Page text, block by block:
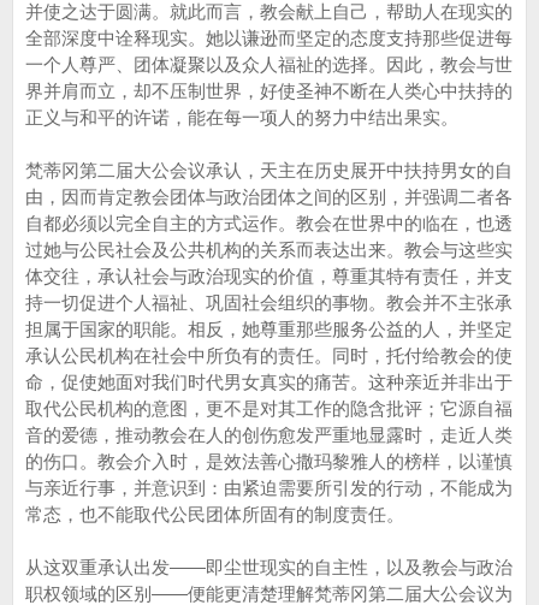
并使之达于圆满。就此而言，教会献上自己，帮助人在现实的
全部深度中诠释现实。她以谦逊而坚定的态度支持那些促进每
一个人尊严、团体凝聚以及众人福祉的选择。因此，教会与世
界并肩而立，却不压制世界，好使圣神不断在人类心中扶持的
正义与和平的许诺，能在每一项人的努力中结出果实。
梵蒂冈第二届大公会议承认，天主在历史展开中扶持男女的自
由，因而肯定教会团体与政治团体之间的区别，并强调二者各
自都必须以完全自主的方式运作。教会在世界中的临在，也透
过她与公民社会及公共机构的关系而表达出来。教会与这些实
体交往，承认社会与政治现实的价值，尊重其特有责任，并支
持一切促进个人福祉、巩固社会组织的事物。教会并不主张承
担属于国家的职能。相反，她尊重那些服务公益的人，并坚定
承认公民机构在社会中所负有的责任。同时，托付给教会的使
命，促使她面对我们时代男女真实的痛苦。这种亲近并非出于
取代公民机构的意图，更不是对其工作的隐含批评；它源自福
音的爱德，推动教会在人的创伤愈发严重地显露时，走近人类
的伤口。教会介入时，是效法善心撒玛黎雅人的榜样，以谨慎
与亲近行事，并意识到：由紧迫需要所引发的行动，不能成为
常态，也不能取代公民团体所固有的制度责任。
从这双重承认出发——即尘世现实的自主性，以及教会与政治
职权领域的区别——便能更清楚理解梵蒂冈第二届大公会议为